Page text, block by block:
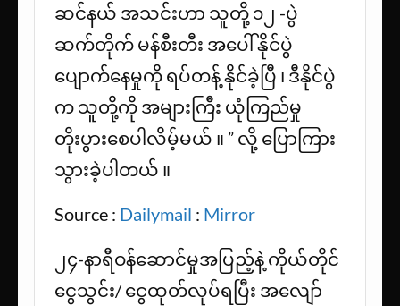
ဆင်နယ် အသင်းဟာ သူတို့ ၁၂ -ပွဲ
ဆက်တိုက် မန်စီးတီး အပေါ် နိုင်ပွဲ
ပျောက်နေမှုကို ရပ်တန့် နိုင်ခဲ့ပြီ ၊ ဒီနိုင်ပွဲ
က သူတို့ကို အများကြီး ယုံကြည်မှု
တိုးပွားစေပါလိမ့်မယ် ။ ” လို့ ပြောကြား
သွားခဲ့ပါတယ် ။
Source : Dailymail : Mirror
၂၄-နာရီဝန်ဆောင်မှုအပြည့်နဲ့ ကိုယ်တိုင်
ငွေသွင်း/ ငွေထုတ်လုပ်ရပြီး အလျော်